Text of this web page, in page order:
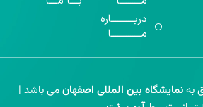
دربـــــــــــاره
مــــــــــــــا
بهنمایشگاه بین المللی اصفهانمی باشد |